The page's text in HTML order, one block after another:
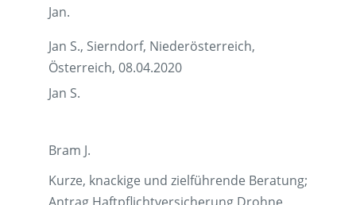
Jan.
Jan S., Sierndorf, Niederösterreich,
Österreich, 08.04.2020
Jan S.
Bram J.
Kurze, knackige und zielführende Beratung;